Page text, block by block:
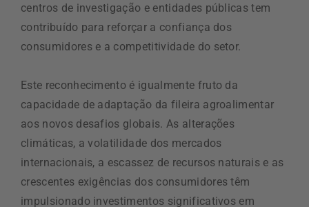
centros de investigação e entidades públicas tem
contribuído para reforçar a confiança dos
consumidores e a competitividade do setor.
Este reconhecimento é igualmente fruto da
capacidade de adaptação da fileira agroalimentar
aos novos desafios globais. As alterações
climáticas, a volatilidade dos mercados
internacionais, a escassez de recursos naturais e as
crescentes exigências dos consumidores têm
impulsionado investimentos significativos em